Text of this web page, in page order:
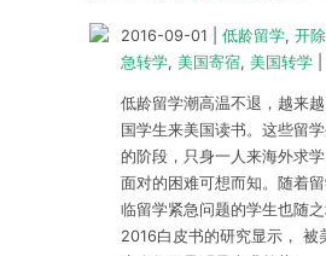
2016-09-01 低龄留学, 开
急转学, 美国寄宿, 美国转学
低龄留学潮高温不退，越来
国学生来美国读书。这些留
的阶段，只身一人来海外求
面对的困难可想而知。随着
临留学紧急问题的学生也随
2016白皮书的研究显示， 被